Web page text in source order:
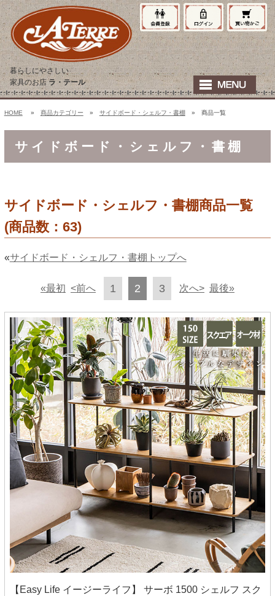
暮らしにやさしい
家具のお店ラ・テール
HOME » 商品カテゴリー » サイドボード・シェルフ・書棚 » 商品一覧
サイドボード・シェルフ・書棚
サイドボード・シェルフ・書棚商品一覧
(商品数：63)
«サイドボード・シェルフ・書棚トップへ
«最初 <前へ 1 2 3 次へ> 最後»
【Easy Life イージーライフ】 サーボ 1500 シェルフ スク